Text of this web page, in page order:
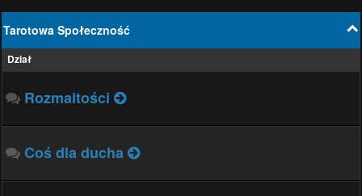
Tarotowa Społeczność
Dział
Rozmaitości
Coś dla ducha